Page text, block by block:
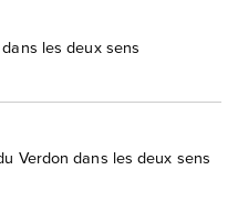
les deux sens
Verdon dans les deux sens